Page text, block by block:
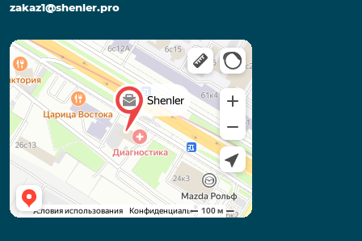
zakaz1@shenler.pro